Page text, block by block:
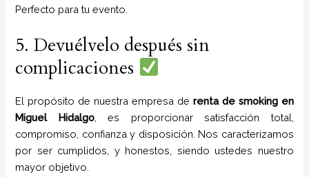
Perfecto para tu evento.
5. Devuélvelo después sin
complicaciones
El propósito de nuestra empresa de renta de smoking en
Miguel Hidalgo, es proporcionar satisfacción total,
compromiso, confianza y disposición. Nos caracterizamos
por ser cumplidos, y honestos, siendo ustedes nuestro
mayor objetivo.